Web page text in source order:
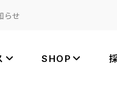
らせ
SHOP